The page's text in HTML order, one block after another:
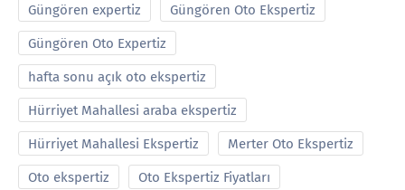
Güngören expertiz Güngören Oto Ekspertiz
Güngören Oto Expertiz
hafta sonu açık oto ekspertiz
Hürriyet Mahallesi araba ekspertiz
Hürriyet Mahallesi Ekspertiz Merter Oto Ekspertiz
Oto ekspertiz Oto Ekspertiz Fiyatları